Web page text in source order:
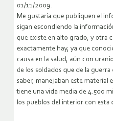
01/11/2009.
Me gustaría que publiquen el
sigan escondiendo la
que existe en alto grado, y otra
exactamente hay, ya que
causa en la salud, aún con
de los soldados que de la
saber, manejaban este material
tiene una vida media de 4.500
los pueblos del interior con esta